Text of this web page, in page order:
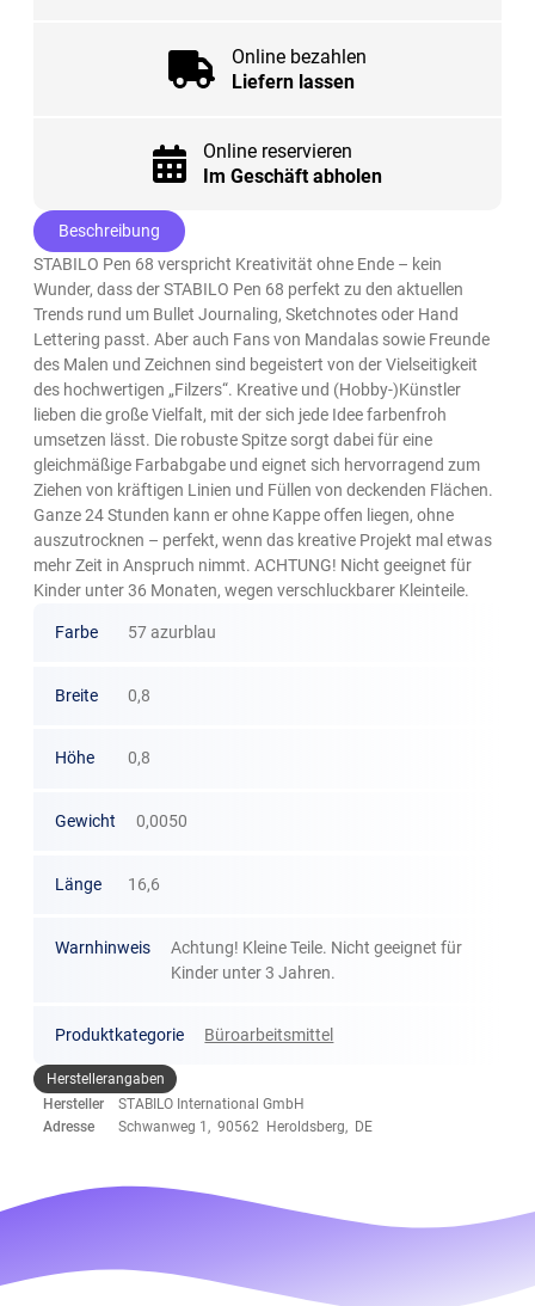
Online bezahlen
Liefern lassen
Online reservieren
Im Geschäft abholen
Beschreibung
STABILO Pen 68 verspricht Kreativität ohne Ende – kein
Wunder, dass der STABILO Pen 68 perfekt zu den aktuellen
Trends rund um Bullet Journaling, Sketchnotes oder Hand
Lettering passt. Aber auch Fans von Mandalas sowie Freunde
des Malen und Zeichnen sind begeistert von der Vielseitigkeit
des hochwertigen „Filzers“. Kreative und (Hobby-)Künstler
lieben die große Vielfalt, mit der sich jede Idee farbenfroh
umsetzen lässt. Die robuste Spitze sorgt dabei für eine
gleichmäßige Farbabgabe und eignet sich hervorragend zum
Ziehen von kräftigen Linien und Füllen von deckenden Flächen.
Ganze 24 Stunden kann er ohne Kappe offen liegen, ohne
auszutrocknen – perfekt, wenn das kreative Projekt mal etwas
mehr Zeit in Anspruch nimmt. ACHTUNG! Nicht geeignet für
Kinder unter 36 Monaten, wegen verschluckbarer Kleinteile.
Farbe 57 azurblau
Breite 0,8
Höhe 0,8
Gewicht 0,0050
Länge 16,6
Warnhinweis
Achtung! Kleine Teile. Nicht geeignet für
Kinder unter 3 Jahren.
Produktkategorie Büroarbeitsmittel
Herstellerangaben
Hersteller
STABILO International GmbH
Adresse
Schwanweg 1, 90562 Heroldsberg, DE